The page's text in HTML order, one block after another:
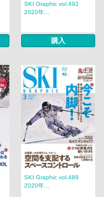
SKI Graphic vol.492
2020年...
購入
SKI Graphic vol.489
2020年...